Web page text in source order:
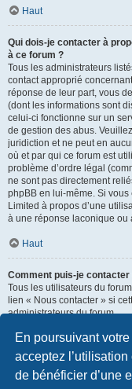
En poursuivant
acceptez
de bénéficier d’une
Haut
Qui dois-je contacter à
à ce forum ?
Tous les administrateurs
contact approprié
réponse de leur part, vous
(dont les informations sont
celui-ci fonctionne sur un
de gestion des abus.
juridiction et ne peut en
où et par qui ce forum est
problème d’ordre légal
ne sont pas directement
phpBB en lui-même. Si
Limited à propos d’une
à une réponse laconique ou
Haut
Comment puis-je
Tous les utilisateurs du
lien « Nous contacter » si
administrateurs du forum.
Les membres du forum